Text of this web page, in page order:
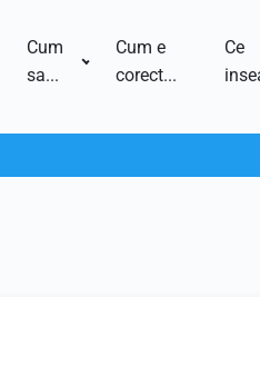
Cum
sa...
Cum e
corect...
Ce